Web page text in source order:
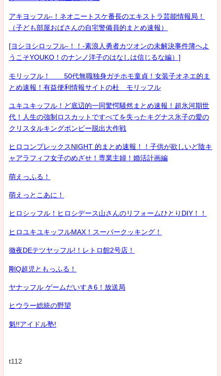
アキヨッフル-！ネオニートスケ番長のエキストラ芸能情報局！
（子ども部屋おばさんの自宅警備員的まとめ速報）
[ヨシヨシロッフル-！！-素浪人勇者カツオンの未解決事件簿へよ
うこそYOUKO！のナンノ洋子のはなしは信じるな編）]
モリッフル！ 50代無職独身ガチホモ童貞！女装子オネエ的ま
とめ速報！有益便利情報サイトの杜 モリッフル
ユキユキッフル！ど底辺的一同驚愕騒然まとめ速報！超氷河期世
代！人生の強制ロスカットですべてを失ったキグナス氷子の愛の
クリスタルキングボンビー脱出大作戦
ヒロコンプレックスNIGHT 的まとめ速報！！子供が欲しいど陰キ
ャアラフィフ女子のめざせ！専業主婦！婚活計画編
萌えっふる！
萌えっとこあに！
ヒロシッフル！ヒロシデース山さんのリフォームひとりDIY！！
ヒロユキユキッフルMAX！スーパークッキング！
徹夜DEテツヤッフル!！レトロ館2号店！
剛Q超児ともっふる！
ヤナッフル ゲームだいすき6！放送局
ヒウラー総統の野望
魁!!アイドル塾!
t112